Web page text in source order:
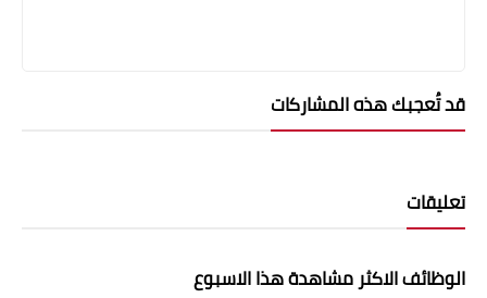
قد تُعجبك هذه المشاركات
تعليقات
الوظائف الاكثر مشاهدة هذا الاسبوع